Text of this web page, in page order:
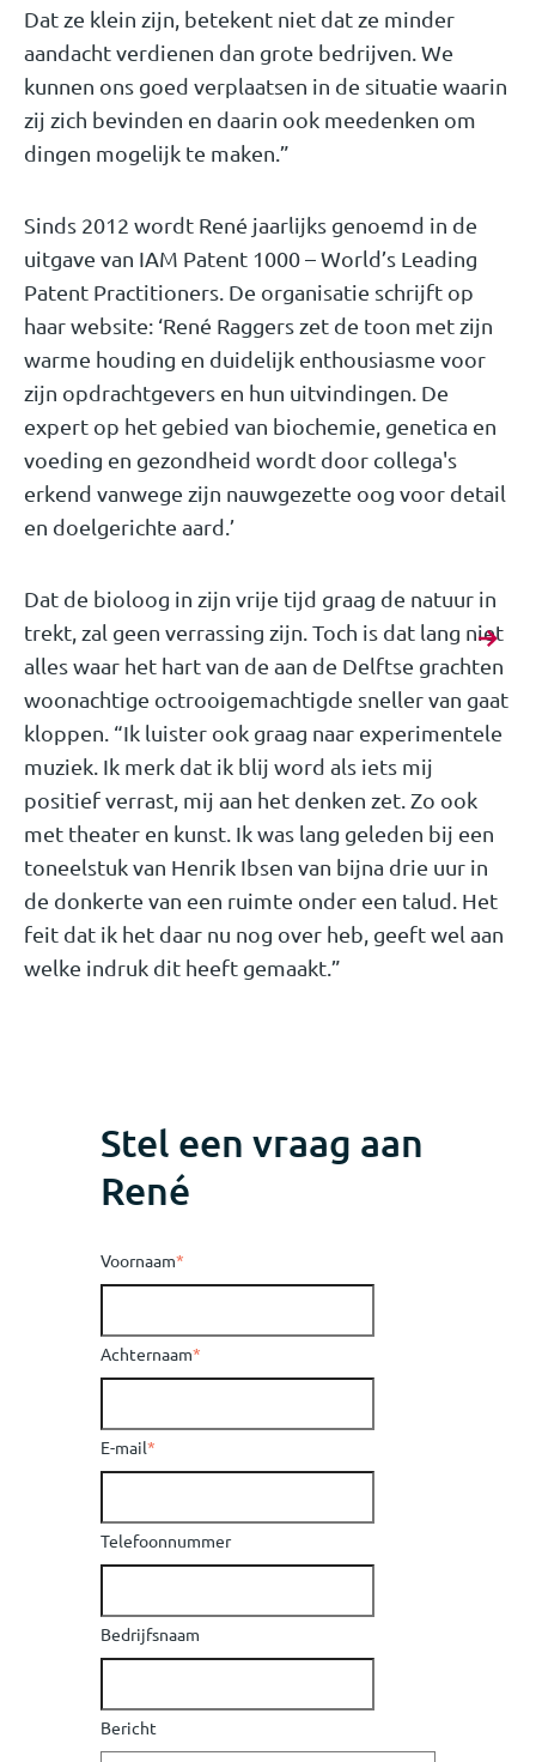
Dat ze klein zijn, betekent niet dat ze minder
aandacht verdienen dan grote bedrijven. We
kunnen ons goed verplaatsen in de situatie waarin
zij zich bevinden en daarin ook meedenken om
dingen mogelijk te maken.”
Sinds 2012 wordt René jaarlijks genoemd in de
uitgave van IAM Patent 1000 – World’s Leading
Patent Practitioners. De organisatie schrijft op
haar website: ‘René Raggers zet de toon met zijn
warme houding en duidelijk enthousiasme voor
zijn opdrachtgevers en hun uitvindingen. De
expert op het gebied van biochemie, genetica en
voeding en gezondheid wordt door collega's
erkend vanwege zijn nauwgezette oog voor detail
en doelgerichte aard.’
Dat de bioloog in zijn vrije tijd graag de natuur in
trekt, zal geen verrassing zijn. Toch is dat lang niet
alles waar het hart van de aan de Delftse grachten
woonachtige octrooigemachtigde sneller van gaat
kloppen. “Ik luister ook graag naar experimentele
muziek. Ik merk dat ik blij word als iets mij
positief verrast, mij aan het denken zet. Zo ook
met theater en kunst. Ik was lang geleden bij een
toneelstuk van Henrik Ibsen van bijna drie uur in
de donkerte van een ruimte onder een talud. Het
feit dat ik het daar nu nog over heb, geeft wel aan
welke indruk dit heeft gemaakt.”
Stel een vraag aan
René
Voornaam*
Achternaam*
E-mail*
Telefoonnummer
Bedrijfsnaam
Bericht